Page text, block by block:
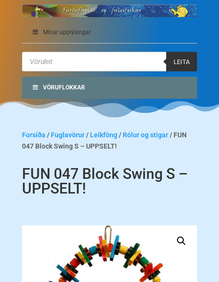
Mínar upplýsingar
Products
search
LEITA
VÖRUFLOKKAR
Forsíða / Fuglavörur/ Leikföng/ Rólur og stigar/ FUN
047 Block Swing S – UPPSELT!
FUN 047 Block Swing S –
UPPSELT!